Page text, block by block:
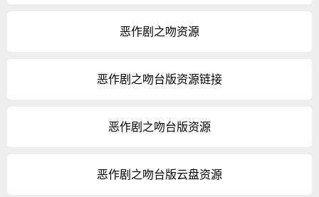
恶作剧之吻资源
恶作剧之吻台版资源链接
恶作剧之吻台版资源
恶作剧之吻台版云盘资源